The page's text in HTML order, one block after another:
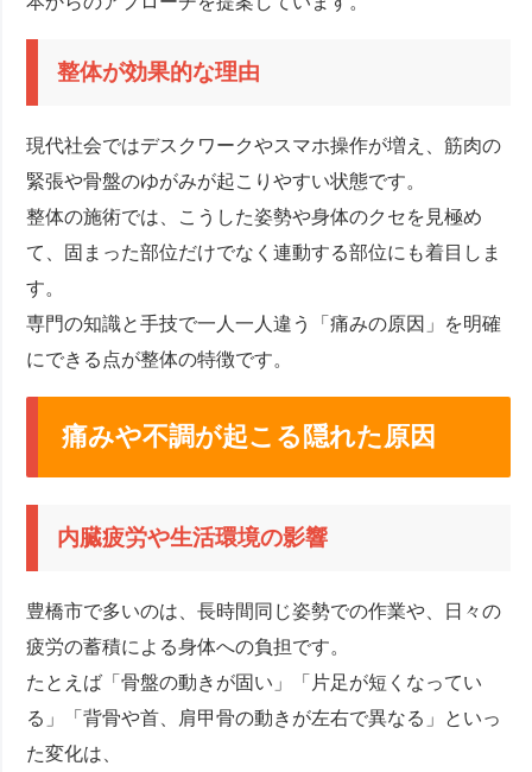
整体が効果的な理由
現代社会ではデスクワークやスマホ操作が増え、筋肉の
緊張や骨盤のゆがみが起こりやすい状態です。
整体の施術では、こうした姿勢や身体のクセを見極め
て、固まった部位だけでなく連動する部位にも着目しま
す。
専門の知識と手技で一人一人違う「痛みの原因」を明確
にできる点が整体の特徴です。
痛みや不調が起こる隠れた原因
内臓疲労や生活環境の影響
豊橋市で多いのは、長時間同じ姿勢での作業や、日々の
疲労の蓄積による身体への負担です。
たとえば「骨盤の動きが固い」「片足が短くなってい
る」「背骨や首、肩甲骨の動きが左右で異なる」といっ
た変化は、